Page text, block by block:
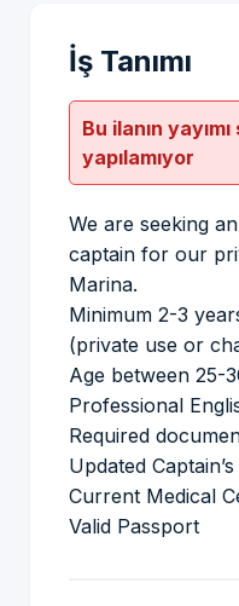
İş Tanımı
Bu ilanın
yapılamıyor
We are seeking
captain for our
Marina.
Minimum 2-3
(private use or
Age between 25-
Professional
Required
Updated
Current Medical
Valid Passport